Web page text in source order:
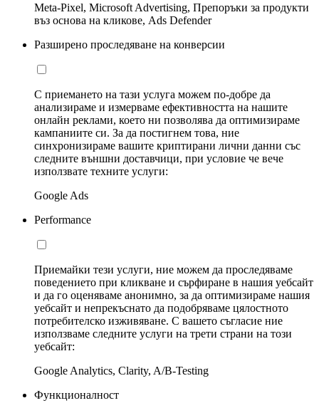
Meta-Pixel, Microsoft Advertising, Препоръки за продукти
въз основа на кликове, Ads Defender
Разширено проследяване на конверсии
С приемането на тази услуга можем по-добре да
анализираме и измерваме ефективността на нашите
онлайн реклами, което ни позволява да оптимизираме
кампаниите си. За да постигнем това, ние
синхронизираме вашите криптирани лични данни със
следните външни доставчици, при условие че вече
използвате техните услуги:
Google Ads
Performance
Приемайки тези услуги, ние можем да проследяваме
поведението при кликване и сърфиране в нашия уебсайт
и да го оценяваме анонимно, за да оптимизираме нашия
уебсайт и непрекъснато да подобряваме цялостното
потребителско изживяване. С вашето съгласие ние
използваме следните услуги на трети страни на този
уебсайт:
Google Analytics, Clarity, A/B-Testing
Функционалност